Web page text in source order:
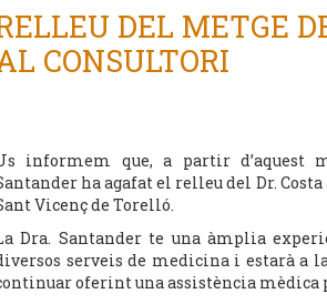
DEL METGE
CONSULTORI
informem que, a partir d’aquest
ha agafat el relleu del Dr.
Vicenç de Torelló.
Dra. Santander te una àmplia
serveis de medicina i estarà a
oferint una assistència mèdica